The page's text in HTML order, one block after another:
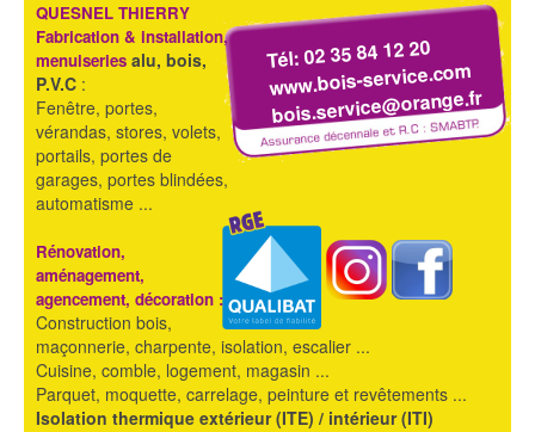
Tél: 02 35 84 12 20
www.bois-service.com
bois.service@orange.fr
QUESNEL THIERRY
Fabrication & installation,
menuiseries alu, bois,
P.V.C :
Fenêtre, portes,
vérandas, stores, volets,
portails, portes de
garages, portes blindées,
automatisme ...
Rénovation,
aménagement,
agencement, décoration :
Construction bois,
maçonnerie, charpente, isolation, escalier ...
Cuisine, comble, logement, magasin ...
Parquet, moquette, carrelage, peinture et revêtements ...
Isolation thermique extérieur (ITE) / intérieur (ITI)